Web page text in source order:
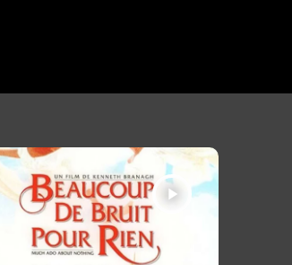
play_arrow